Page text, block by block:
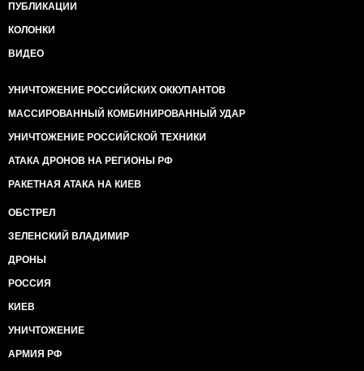
ПУБЛИКАЦИИ
КОЛОНКИ
ВИДЕО
УНИЧТОЖЕНИЕ РОССИЙСКИХ ОККУПАНТОВ
МАССИРОВАННЫЙ КОМБИНИРОВАННЫЙ УДАР
УНИЧТОЖЕНИЕ РОССИЙСКОЙ ТЕХНИКИ
АТАКА ДРОНОВ НА РЕГИОНЫ РФ
РАКЕТНАЯ АТАКА НА КИЕВ
ОБСТРЕЛ
ЗЕЛЕНСКИЙ ВЛАДИМИР
ДРОНЫ
РОССИЯ
КИЕВ
УНИЧТОЖЕНИЕ
АРМИЯ РФ